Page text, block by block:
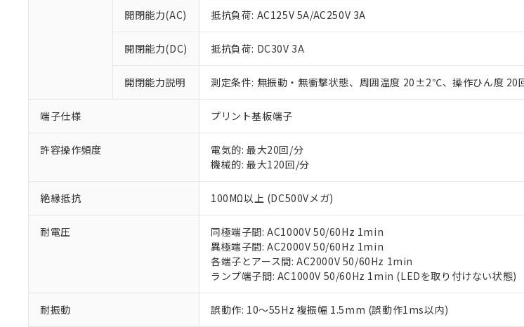
開閉能力(AC) 抵抗負荷: AC125V 5A/AC250V 3A
開閉能力(DC) 抵抗負荷: DC30V 3A
開閉能力説明 測定条件: 無振動・無衝撃状態、周囲温度 20±2℃、操作ひん度 20
端子仕様 プリント基板端子
許容操作頻度
電気的: 最大20回/分
機械的: 最大120回/分
絶縁抵抗 100MΩ以上 (DC500Vメガ)
耐電圧
同極端子間: AC1000V 50/60Hz 1min
異極端子間: AC2000V 50/60Hz 1min
各端子とアース間: AC2000V 50/60Hz 1min
ランプ端子間: AC1000V 50/60Hz 1min (LEDを取り付けない状態)
耐振動 誤動作: 10～55Hz 複振幅 1.5mm (誤動作1ms以内)
ご利用条件
以下の条件をお読みいただき、同意のうえご利用ください。
本サービスは、当社制御機器事業取扱商品の当社在庫状況
くものです。
のであり、閲覧された時点での実際の在庫および標準価格
い。
正式な納期状況および標準価格はお客様のお取引先、また
当社販売員にご相談ください。
オムロン制御機器販売店や当社販売拠点は「販売ネットワ
在庫状況および標準価格結果を当社の事前の承諾なく第三
す。
マイパーツ機能（部品リスト作成サービス）をご利用いた
ている必要があります。
が、当社の製品・サービスに関するお客様との取引・商談
さい。
対応予定なし：EU RoHS指令（10物質）の非含有に非対応の商
調査・確認中：EU RoHS指令（10物質）の非含有の対応状況を
仕入先様の事情により、非含有部品としていたものが、含有品
があります。
*EU RoHS指令（10物質）：
六価クロム(Cr(Ⅵ)) 1000ppm以下、ポリ臭化ビフェニル類(PBB) 1000ppm以下、
但し、RoHS指令で産業用監視および制御機器に対する適用除外項目は除く。
フタル酸エステル類の４物質については閾値を超える意図的な使用がないことを確
※2 対応予定月
部品在庫の切り替え状況などにより、予定月が前後することがあ
※3 非含有証明書ダウンロード
下記の非含有証明書をダウンロードすることができます。
※1 中国RoHS○×表
「○」：最大均質材料含有率が中国RoHSの基準値以下であるこ
「×」：最大均質材料含有率が中国RoHSの基準値を超えている
*中国RoHS10物質の基準値 (GB/T26572)：
Pb(鉛) :1000ppm、 Hg(水銀) : 1000ppm、 Cd(カドミウム) : 100ppm、
Cr(Ⅵ)(六価クロム) : 1000ppm、 PBBs(ポリ臭化ビフェニル類) : 1000ppm、
DBP(フタル酸ジブチル) : 1000ppm、 DIBP(フタル酸ジイソブチル) : 1000ppm、
※2 環境保護使用期限
「ｅ」：有害物質（10物質）のすべてが基準値以下であることを
「10」：通常の使用状況下において有害物質が外部に漏えいし
味します。
「－」：未確認です。当社販売部門へお問い合わせください。
当社は、これら貴社製品のうち、外国為替および外国貿易
う）を輸出または国外への提供する場合は、日本国政府の
当社は規制貨物を破棄する場合は、完全に破砕するなど、
ます。
当社は貴社製品を、核兵器、ミサイル、化学兵器、生物兵
置等に一切使用いたしません。
当社は、貴社製品を第三者に販売する場合は、上記1、2お
また当社は、販売先および販売に係わる関係者が違法に輸
たしません。
合意する
記
号
説明
○ 一定数以上の在庫あり
△ 一定数には満たないが在庫あり
－
在庫なし(最新の在庫状況については、お客様のお取引
機器販売店・当社販売員にご確認ください)
空
白
受注生産機種、また在庫状況の情報を公開していない機